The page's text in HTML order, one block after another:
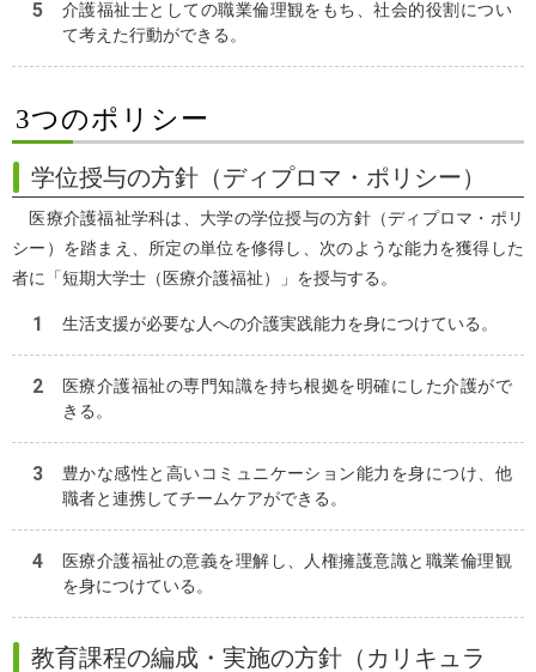
介護福祉士としての職業倫理観をもち、社会的役割につい
て考えた行動ができる。
3つのポリシー
学位授与の方針（ディプロマ・ポリシー）
医療介護福祉学科は、大学の学位授与の方針（ディプロマ・ポリ
シー）を踏まえ、所定の単位を修得し、次のような能力を獲得した
者に「短期大学士（医療介護福祉）」を授与する。
生活支援が必要な人への介護実践能力を身につけている。
医療介護福祉の専門知識を持ち根拠を明確にした介護がで
きる。
豊かな感性と高いコミュニケーション能力を身につけ、他
職者と連携してチームケアができる。
医療介護福祉の意義を理解し、人権擁護意識と職業倫理観
を身につけている。
教育課程の編成・実施の方針（カリキュラ